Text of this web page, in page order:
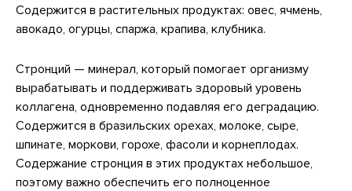
Содержится в растительных продуктах: овес, ячмень,
авокадо, огурцы, спаржа, крапива, клубника.
Стронций — минерал, который помогает организму
вырабатывать и поддерживать здоровый уровень
коллагена, одновременно подавляя его деградацию.
Содержится в бразильских орехах, молоке, сыре,
шпинате, моркови, горохе, фасоли и корнеплодах.
Содержание стронция в этих продуктах небольшое,
поэтому важно обеспечить его полноценное